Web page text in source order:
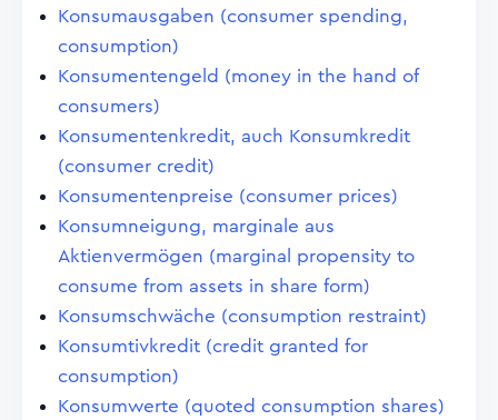
Konsumausgaben (consumer spending,
consumption)
Konsumentengeld (money in the hand of
consumers)
Konsumentenkredit, auch Konsumkredit
(consumer credit)
Konsumentenpreise (consumer prices)
Konsumneigung, marginale aus
Aktienvermögen (marginal propensity to
consume from assets in share form)
Konsumschwäche (consumption restraint)
Konsumtivkredit (credit granted for
consumption)
Konsumwerte (quoted consumption shares)